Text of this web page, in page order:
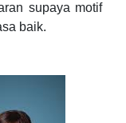
supaya motif
baik.